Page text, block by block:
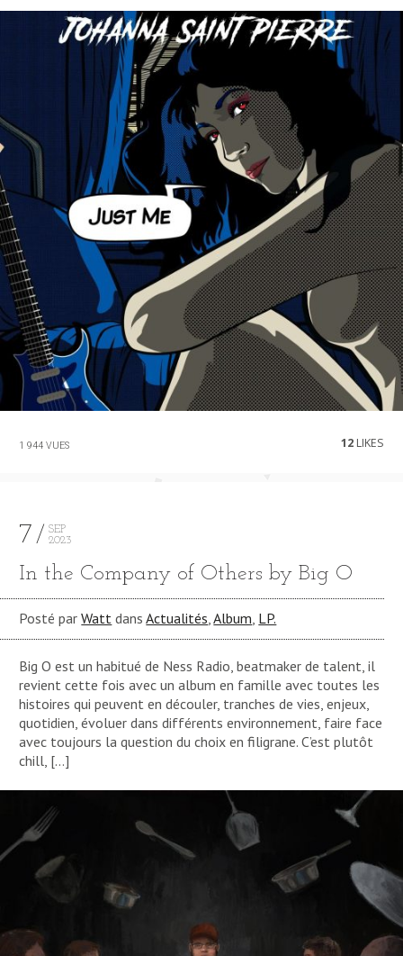
1 944 VUES 12LIKES
7
SEP
2023
In the Company of Others by Big O
Posté parWatt dansActualités,Album, LP.
Big O est un habitué de Ness Radio, beatmaker de talent, il
revient cette fois avec un album en famille avec toutes les
histoires qui peuvent en découler, tranches de vies, enjeux,
quotidien, évoluer dans différents environnement, faire face
avec toujours la question du choix en filigrane. C’est plutôt
chill, […]